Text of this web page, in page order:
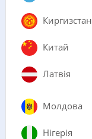
Киргизстан
Китай
Латвія
Молдова
Нігерія